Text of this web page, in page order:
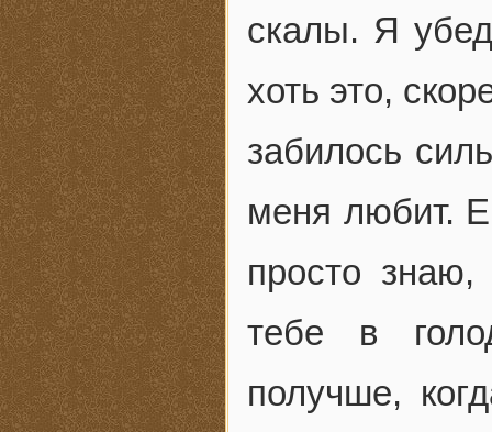
скалы. Я
хоть это,
забилось
меня любит.
просто
тебе в
получше,